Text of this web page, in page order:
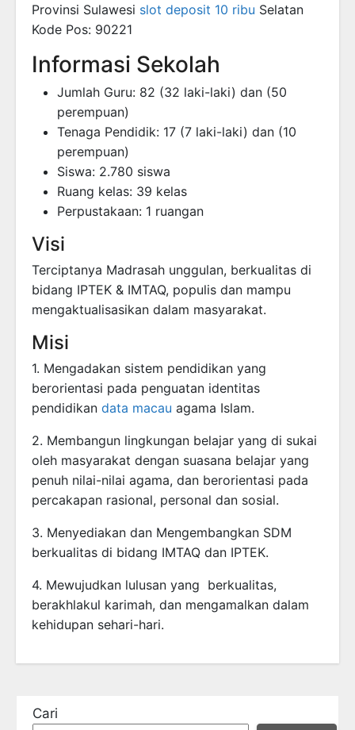
Provinsi Sulawesi slot deposit 10 ribu Selatan
Kode Pos: 90221
Informasi Sekolah
Jumlah Guru: 82 (32 laki-laki) dan (50
perempuan)
Tenaga Pendidik: 17 (7 laki-laki) dan (10
perempuan)
Siswa: 2.780 siswa
Ruang kelas: 39 kelas
Perpustakaan: 1 ruangan
Visi
Terciptanya Madrasah unggulan, berkualitas di
bidang IPTEK & IMTAQ, populis dan mampu
mengaktualisasikan dalam masyarakat.
Misi
1. Mengadakan sistem pendidikan yang
berorientasi pada penguatan identitas
pendidikan data macau agama Islam.
2. Membangun lingkungan belajar yang di sukai
oleh masyarakat dengan suasana belajar yang
penuh nilai-nilai agama, dan berorientasi pada
percakapan rasional, personal dan sosial.
3. Menyediakan dan Mengembangkan SDM
berkualitas di bidang IMTAQ dan IPTEK.
4. Mewujudkan lulusan yang berkualitas,
berakhlakul karimah, dan mengamalkan dalam
kehidupan sehari-hari.
Cari